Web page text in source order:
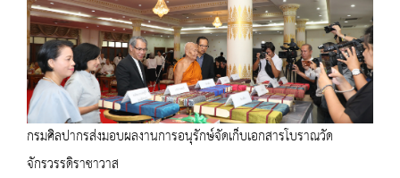
กรมศิลปากรส่งมอบผลงานการอนุรักษ์จัดเก็บเอกสารโบราณวัด
จักรวรรดิราชาวาส